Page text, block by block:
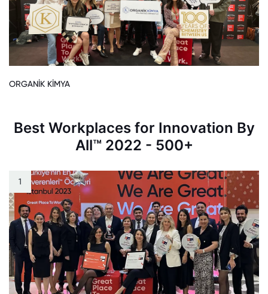
ORGANİK KİMYA
Best Workplaces for Innovation By
All™ 2022 - 500+
1